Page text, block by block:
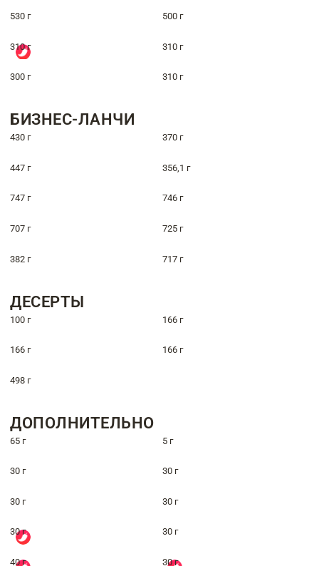
530 г 500 г
310 г 310 г
300 г 310 г
БИЗНЕС-ЛАНЧИ
430 г 370 г
447 г 356,1 г
747 г 746 г
707 г 725 г
382 г 717 г
ДЕСЕРТЫ
100 г 166 г
166 г 166 г
498 г
ДОПОЛНИТЕЛЬНО
65 г 5 г
30 г 30 г
30 г 30 г
30 г 30 г
40 г 30 г